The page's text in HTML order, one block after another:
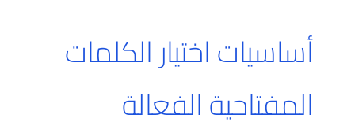
أساسيات اختيار الكلمات
المفتاحية الفعالة